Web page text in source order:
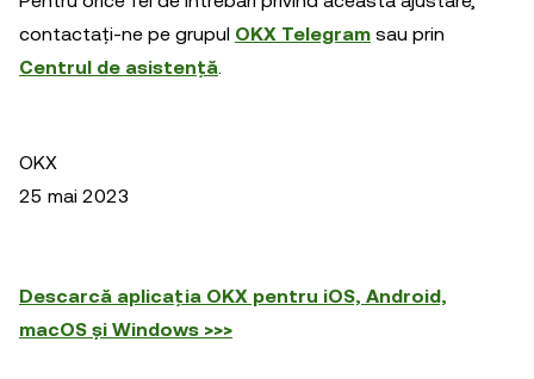
contactați-ne pe grupul OKX Telegram sau prin
Centrul de asistență.
OKX
25 mai 2023
Descarcă aplicația OKX pentru iOS, Android,
macOS și Windows >>>